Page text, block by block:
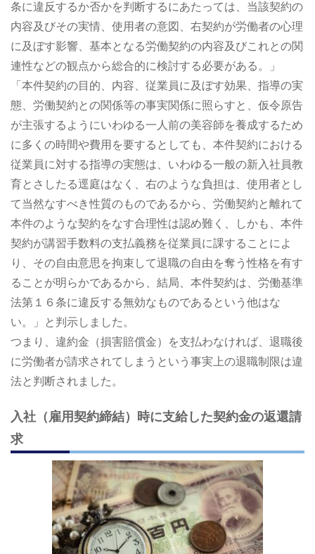
条に違反するか否かを判断するにあたっては、当該契約の
内容及びその実情、使用者の意図、右契約が労働者の心理
に及ぼす影響、基本となる労働契約の内容及びこれとの関
連性などの観点から総合的に検討する必要がある。」
「本件契約の目的、内容、従業員に及ぼす効果、指導の実
態、労働契約との関係等の事実関係に照らすと、仮令原告
が主張するようにいわゆる一人前の美容師を養成するため
に多くの時間や費用を要するとしても、本件契約における
従業員に対する指導の実態は、いわゆる一般の新入社員教
育とさしたる逕庭はなく、右のような負担は、使用者とし
て当然なすべき性質のものであるから、労働契約と離れて
本件のような契約をなす合理性は認め難く、しかも、本件
契約が講習手数料の支払義務を従業員に課することによ
り、その自由意思を拘束して退職の自由を奪う性格を有す
ることが明らかであるから、結局、本件契約は、労働基準
法第１６条に違反する無効なものであるという他はな
い。」と判示しました。
つまり、違約金（損害賠償金）を支払わなければ、退職後
に労働者が請求されてしまうという事実上の退職制限は違
法と判断されました。
入社（雇用契約締結）時に支給した契約金の返還請
求